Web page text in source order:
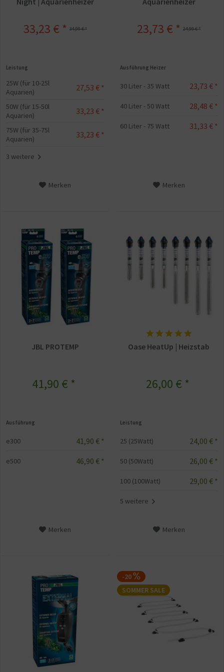
33,23 € * 34,99 € *
Leistung
25W (für 10-25l
Aquarien)
27,53 € *
50W (für 15-50l
Aquarien)
33,23 € *
75W (für 35-75l
Aquarien)
33,23 € *
3 weitere
Merken
23,73 € * 24,99 € *
Ausführung Heizer
30 Liter - 35 Watt 23,73 € *
40 Liter - 50 Watt 28,48 € *
60 Liter - 75 Watt 31,33 € *
Merken
JBL PROTEMP
41,90 € *
Ausführung
e300 41,90 € *
e500 46,90 € *
Merken
Oase HeatUp | Heizstab
26,00 € *
Leistung
25 (25Watt) 24,00 € *
50 (50Watt) 26,00 € *
100 (100Watt) 29,00 € *
5 weitere
Merken
-20
SOMMER SALE